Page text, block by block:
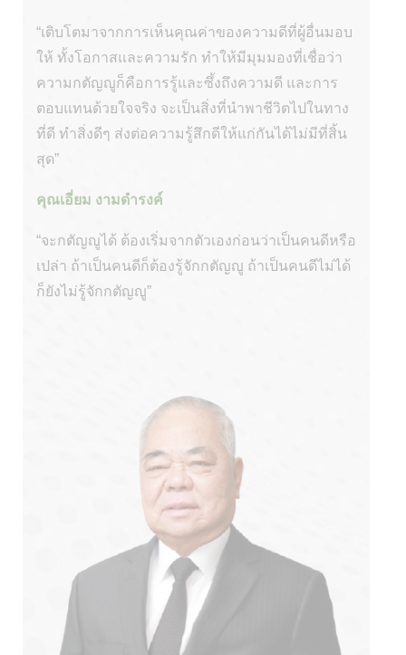
“เติบโตมาจากการเห็นคุณค่าของความดีที่ผู้อื่นมอบ
ให้ ทั้งโอกาสและความรัก ทำให้มีมุมมองที่เชื่อว่า
ความกตัญญูก็คือการรู้และซึ้งถึงความดี และการ
ตอบแทนด้วยใจจริง จะเป็นสิ่งที่นำพาชีวิตไปในทาง
ที่ดี ทำสิ่งดีๆ ส่งต่อความรู้สึกดีให้แก่กันได้ไม่มีที่สิ้น
สุด”
คุณเอี่ยม งามดำรงค์
“จะกตัญญูได้ ต้องเริ่มจากตัวเองก่อนว่าเป็นคนดีหรือ
เปล่า ถ้าเป็นคนดีก็ต้องรู้จักกตัญญู ถ้าเป็นคนดีไม่ได้
ก็ยังไม่รู้จักกตัญญู”